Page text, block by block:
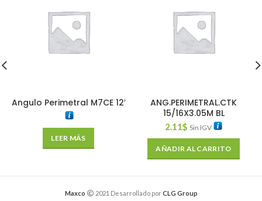
Angulo Perimetral M7CE 12′
LEER MÁS
ANG.PERIMETRAL.CTK
15/16X3.05M BL
2.11$ Sin IGV
AÑADIR AL CARRITO
Maxco 2021 Desarrollado porCLG Group